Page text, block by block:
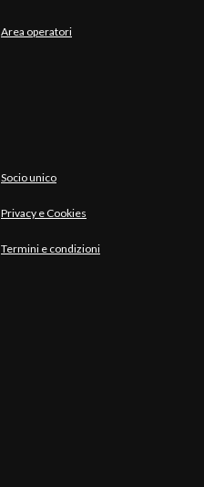
Area operatori
Socio unico
Privacy e Cookies
Termini e condizioni